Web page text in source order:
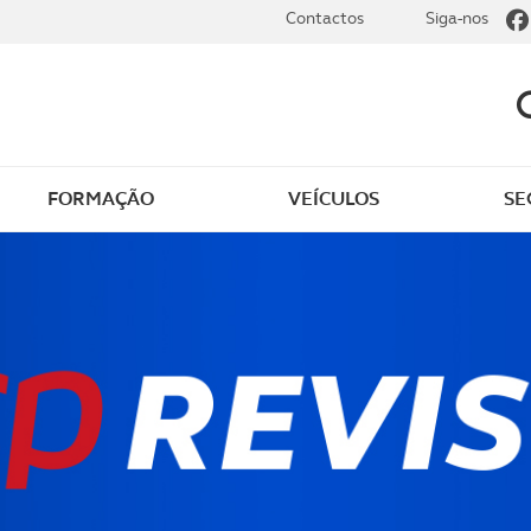
FORMAÇÃO VEÍCULOS
Contactos Siga-nos